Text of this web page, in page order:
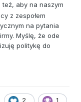
też, aby na naszym
z zespołem
na pytania
Myślę, że ode
politykę do
2 1